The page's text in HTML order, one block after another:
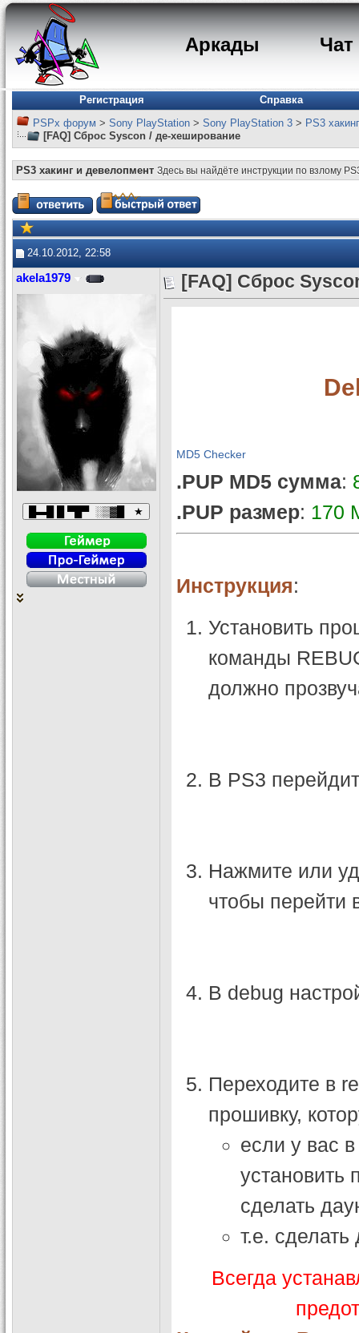
Аркады Чат
Регистрация
Справка
PSPx форум > Sony PlayStation > Sony PlayStation 3 > PS3
[FAQ] Сброс Syscon / де-хеширование
PS3 хакинг и девелопмент Здесь вы найдёте инструкции по взлому
24.10.2012, 22:58
akela1979 [FAQ] Сброс
MD5 Checker
.PUP MD5 сумма:
.PUP размер: 170
Инструкция:
Установить
команды
должно
В PS3
Нажмите или
чтобы перейти
В debug
Переходите в
прошивку,
если у вас
установить
сделать
т.е.
Всегда